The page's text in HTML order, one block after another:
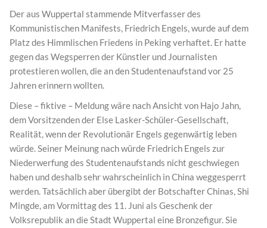
Der aus Wuppertal stammende Mitverfasser des
Kommunistischen Manifests, Friedrich Engels, wurde auf dem
Platz des Himmlischen Friedens in Peking verhaftet. Er hatte
gegen das Wegsperren der Künstler und Journalisten
protestieren wollen, die an den Studentenaufstand vor 25
Jahren erinnern wollten.
Diese – fiktive – Meldung wäre nach Ansicht von Hajo Jahn,
dem Vorsitzenden der Else Lasker-Schüler-Gesellschaft,
Realität, wenn der Revolutionär Engels gegenwärtig leben
würde. Seiner Meinung nach würde Friedrich Engels zur
Niederwerfung des Studentenaufstands nicht geschwiegen
haben und deshalb sehr wahrscheinlich in China weggesperrt
werden. Tatsächlich aber übergibt der Botschafter Chinas, Shi
Mingde, am Vormittag des 11. Juni als Geschenk der
Volksrepublik an die Stadt Wuppertal eine Bronzefigur. Sie